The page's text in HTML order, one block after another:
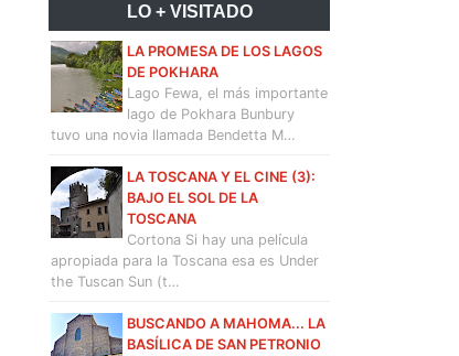
LO + VISITADO
LA PROMESA DE LOS LAGOS
DE POKHARA
Lago Fewa, el más importante
lago de Pokhara Bunbury
tuvo una novia llamada Bendetta M…
LA TOSCANA Y EL CINE (3):
BAJO EL SOL DE LA
TOSCANA
Cortona Si hay una película
apropiada para la Toscana esa es Under
the Tuscan Sun (t…
BUSCANDO A MAHOMA... LA
BASÍLICA DE SAN PETRONIO